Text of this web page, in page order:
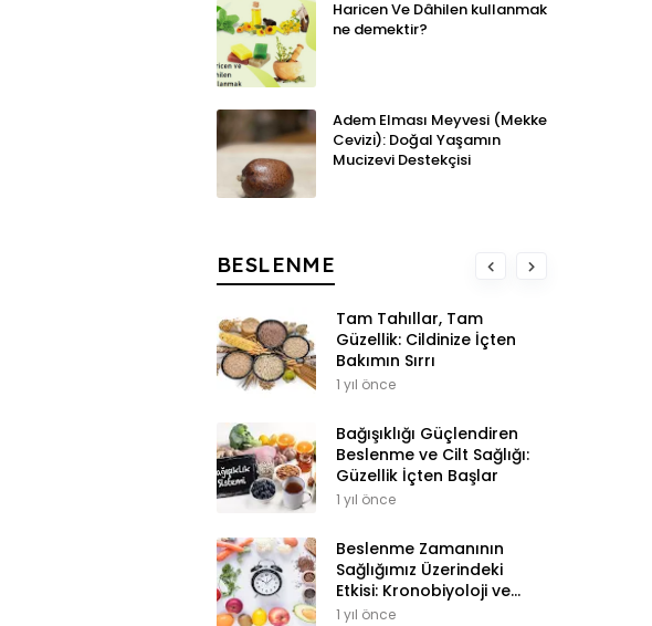
Haricen Ve Dâhilen kullanmak
ne demektir?
Adem Elması Meyvesi (Mekke
Cevizi): Doğal Yaşamın
Mucizevi Destekçisi
BESLENME
Tam Tahıllar, Tam
Güzellik: Cildinize İçten
Bakımın Sırrı
1 yıl önce
Bağışıklığı Güçlendiren
Beslenme ve Cilt Sağlığı:
Güzellik İçten Başlar
1 yıl önce
Beslenme Zamanının
Sağlığımız Üzerindeki
Etkisi: Kronobiyoloji ve
Sirkadiyen Ritim
1 yıl önce